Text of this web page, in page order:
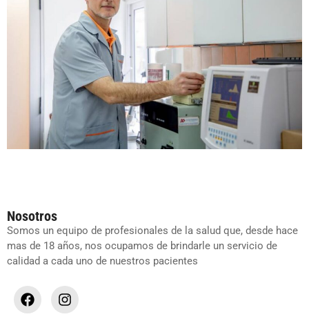
Nosotros
Somos un equipo de profesionales de la salud que, desde hace
mas de 18 años, nos ocupamos de brindarle un servicio de
calidad a cada uno de nuestros pacientes